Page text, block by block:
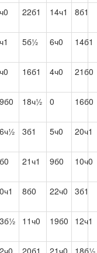
22б1 14ч1 8б1
5б½ 6ч0 14б1
16б1 4ч0 21б0
18ч½ 0 16б0
3б1 5ч0 20ч1
21ч1 9б0 10ч0
8б0 22ч0 3б1
11ч0 19б0 12ч1
20б1 21ч0 18б½